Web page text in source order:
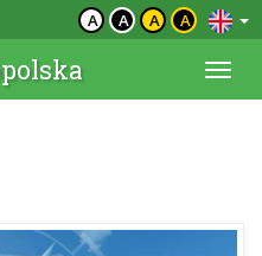
A A A A